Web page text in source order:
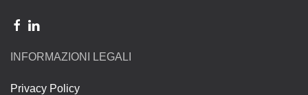
INFORMAZIONI LEGALI
Privacy Policy